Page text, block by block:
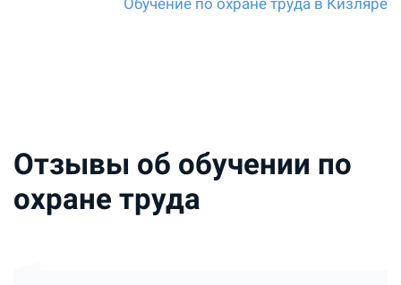
Обучение по охране труда в Кизляре
Отзывы об обучении по
охране труда